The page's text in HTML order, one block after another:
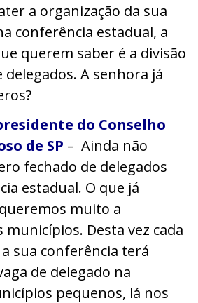
a organização da sua
conferência estadual, a
querem saber é a divisão
A senhora já
do Conselho
de SP – Ainda não
fechado de delegados
estadual. O que já
muito a
municípios. Desta vez cada
sua conferência terá
de delegado na
pequenos, lá nos